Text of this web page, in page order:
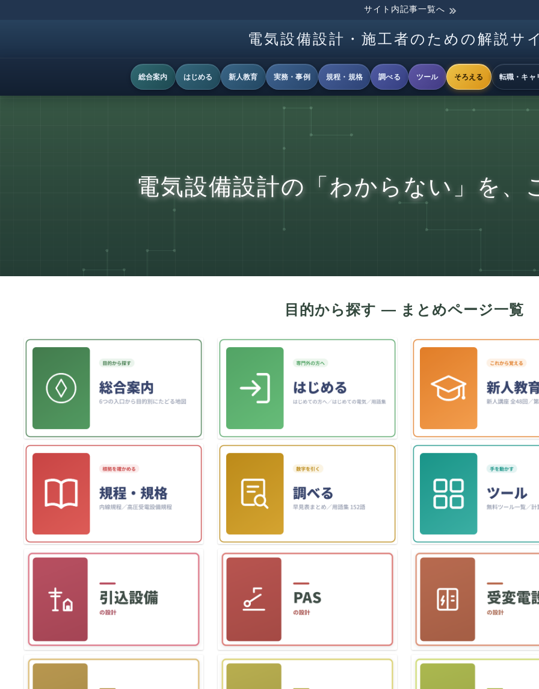
サイト内記事一覧へ
電気設備設計・施工者のための解説サ
総合案内 はじめる 新人教育 実務・事例 規程・規格 調べる ツール そろえる 転職・キャ
電気設備設計の「わからない」を、